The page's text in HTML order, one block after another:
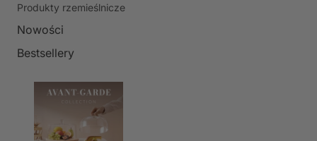
Produkty rzemieślnicze
Nowości
Bestsellery